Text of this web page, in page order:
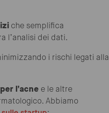
che semplifica
l’analisi dei dati.
i rischi legati alla
l’acne e le altre
Abbiamo